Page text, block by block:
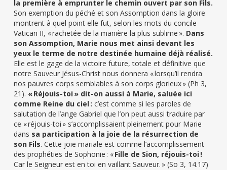
la première à emprunter le chemin ouvert par son Fils.
Son exemption du péché et son Assomption dans la gloire
montrent à quel point elle fut, selon les mots du concile
Vatican II, « rachetée de la manière la plus sublime ». Dans
son Assomption, Marie nous met ainsi devant les
yeux le terme de notre destinée humaine déjà réalisé.
Elle est le gage de la victoire future, totale et définitive que
notre Sauveur Jésus-Christ nous donnera « lorsqu’il rendra
nos pauvres corps semblables à son corps glorieux » (Ph 3,
21). « Réjouis-toi » dit-on aussi à Marie, saluée ici
comme Reine du ciel :c’est comme si les paroles de
salutation de l’ange Gabriel que l’on peut aussi traduire par
ce « réjouis-toi » s’accomplissaient pleinement pour Marie
dans sa participation à la joie de la résurrection de
son Fils. Cette joie mariale est comme l’accomplissement
des prophéties de Sophonie : «Fille de Sion, réjouis-toi !
Car le Seigneur est en toi en vaillant Sauveur. » (So 3, 14.17)